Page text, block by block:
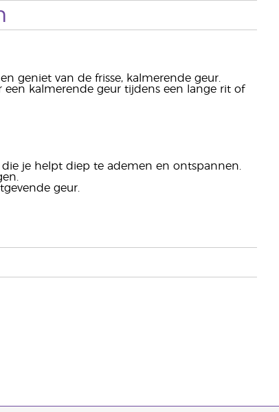
geniet van de frisse, kalmerende geur.
kalmerende geur tijdens een lange rit of
je helpt diep te ademen en ontspannen.
geur.